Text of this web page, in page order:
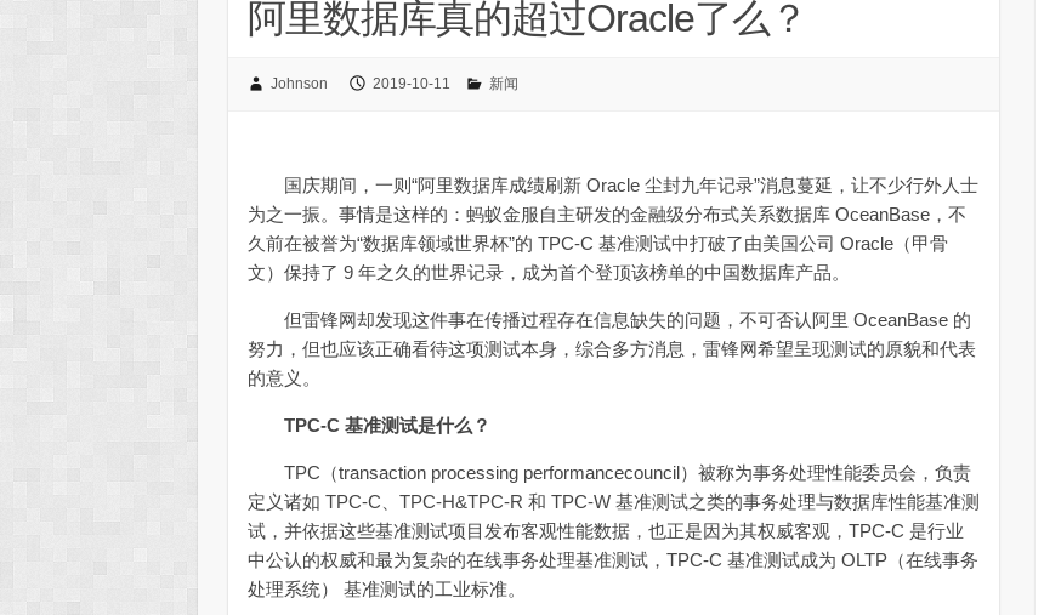
阿里数据库真的超过Oracle了么？
Johnson 2019-10-11 新闻
国庆期间，一则“阿里数据库成绩刷新 Oracle 尘封九年记录”消息蔓延，让不少行外人士
为之一振。事情是这样的：蚂蚁金服自主研发的金融级分布式关系数据库 OceanBase，不
久前在被誉为“数据库领域世界杯”的 TPC-C 基准测试中打破了由美国公司 Oracle（甲骨
文）保持了 9 年之久的世界记录，成为首个登顶该榜单的中国数据库产品。
但雷锋网却发现这件事在传播过程存在信息缺失的问题，不可否认阿里 OceanBase 的
努力，但也应该正确看待这项测试本身，综合多方消息，雷锋网希望呈现测试的原貌和代表
的意义。
TPC-C 基准测试是什么？
TPC（transaction processing performancecouncil）被称为事务处理性能委员会，负责
定义诸如 TPC-C、TPC-H&TPC-R 和 TPC-W 基准测试之类的事务处理与数据库性能基准测
试，并依据这些基准测试项目发布客观性能数据，也正是因为其权威客观，TPC-C 是行业
中公认的权威和最为复杂的在线事务处理基准测试，TPC-C 基准测试成为 OLTP（在线事务
处理系统） 基准测试的工业标准。